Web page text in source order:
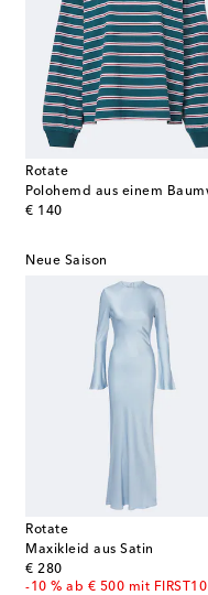
Rotate
€ 140
original price
Neue Saison
Rotate
Maxikleid aus Satin
€ 280
original price
-10 % ab € 500 mit FIRST10